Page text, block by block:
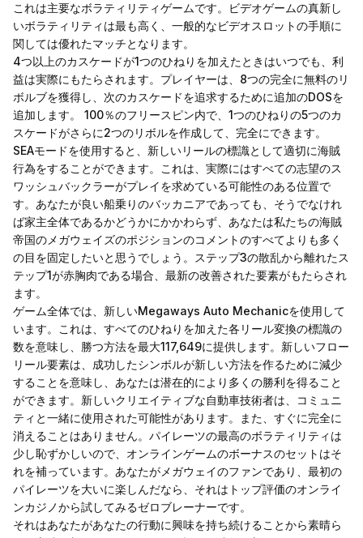
これは主要なボラティリティゲームです。ビデオゲームの真新し
いボラティリティは最も高く、一般的なビデオスロットの手順に
関しては優れたマッチとなります。
4つ以上のカスケードが1つのひねりを加えたときはいつでも、利
益は実際にもたらされます。プレイヤーは、8つの完全に無料のリ
ボルブを獲得し、次のカスケードを追求するために追加のDOSを
追加します。 100％のフリースピン内で、1つのひねりの5つのカ
スケードがさらに2つのリボルを作成して、完全にできます。
SEAモードを使用すると、新しいリールの標識として適切に海賊
行為をすることができます。これは、実際にはすべての志望のス
ワッシュバックラーがプレイを求めている可能性のある位置で
す。あなたが良い船乗りのバッカニアであっても、そうでなけれ
ば家主全体であるかどうかにかかわらず、あなたは私たちの海賊
帝国のメガウェイズのポジションのコメントのすべてよりも多く
の目を固定したいと思うでしょう。ステップ3の散乱から離れたス
テップ1が赤胸肉である場合、最新の改善された要素がもたらされ
ます。
ゲーム全体では、新しいMegaways Auto Mechanicを使用して
います。これは、すべてのひねりを加えた各リール変換の標識の
数を意味し、勝つ方法を最大117,649に提供します。新しいフロー
リール要素は、成功したシンボルが新しい方法を作るために減少
することを意味し、あなたは潜在的により多くの勝利を得ること
ができます。新しいクリエイティブな自動車技術者は、コミュニ
ティと一緒に使用された可能性があります。また、すぐに完全に
消えることはありません。パイレーツの最高のボラティリティは
少し恥ずかしいので、オンラインゲームのボーナスのセットはそ
れを補っています。あなたがメガウェイのファンであり、最初の
パイレーツを大いに楽しんだなら、それはトップ評価のオンライ
ンカジノから試してみるゼロブレーナーです。
それはあなたがあなたの行動に興味を持ち続けることから素晴ら